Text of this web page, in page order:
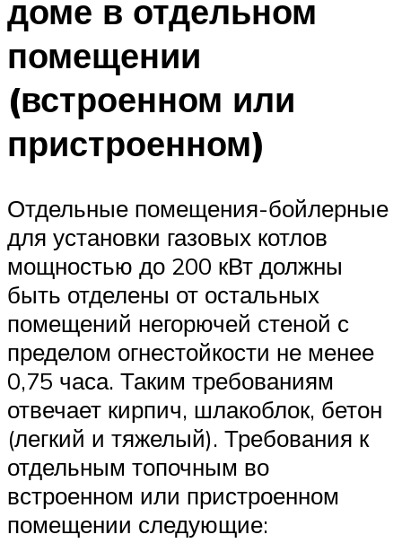
доме в отдельном
помещении
(встроенном или
пристроенном)
Отдельные помещения-бойлерные
для установки газовых котлов
мощностью до 200 кВт должны
быть отделены от остальных
помещений негорючей стеной с
пределом огнестойкости не менее
0,75 часа. Таким требованиям
отвечает кирпич, шлакоблок, бетон
(легкий и тяжелый). Требования к
отдельным топочным во
встроенном или пристроенном
помещении следующие: